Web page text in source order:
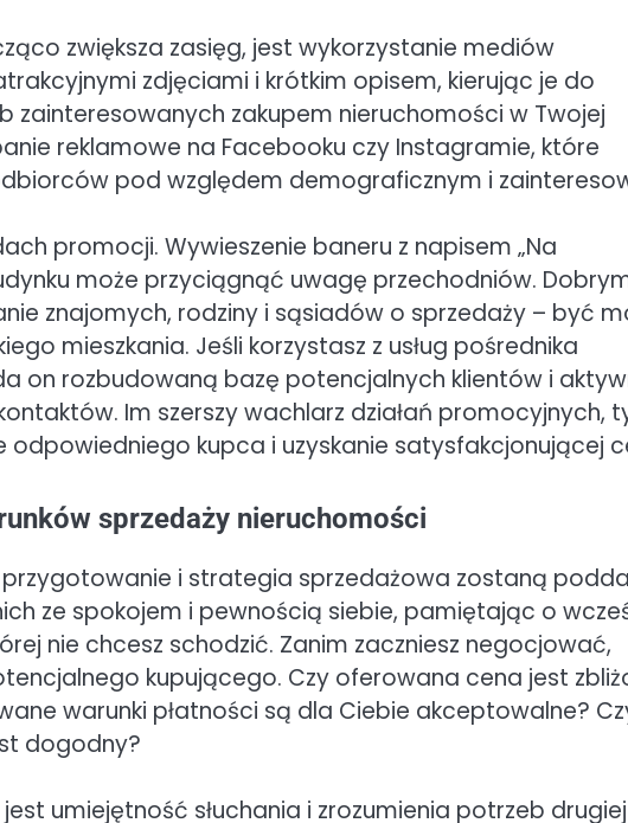
zwiększa zasięg, jest wykorzystanie mediów
zdjęciami i krótkim opisem, kierując je do
zainteresowanych zakupem nieruchomości w Twojej
reklamowe na Facebooku czy Instagramie, które
pod względem demograficznym i
promocji. Wywieszenie baneru z napisem „Na
może przyciągnąć uwagę przechodniów.
znajomych, rodziny i sąsiadów o sprzedaży – być
mieszkania. Jeśli korzystasz z usług pośrednika
on rozbudowaną bazę potencjalnych klientów i
Im szerszy wachlarz działań promocyjnych,
odpowiedniego kupca i uzyskanie satysfakcjonującej
sprzedaży nieruchomości
i strategia sprzedażowa zostaną
ze spokojem i pewnością siebie, pamiętając o
nie chcesz schodzić. Zanim zaczniesz negocjować,
kupującego. Czy oferowana cena jest
warunki płatności są dla Ciebie akceptowalne?
dogodny?
umiejętność słuchania i zrozumienia potrzeb drugiej